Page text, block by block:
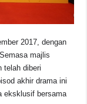
2017, dengan
majlis
telah diberi
akhir drama ini
eksklusif bersama